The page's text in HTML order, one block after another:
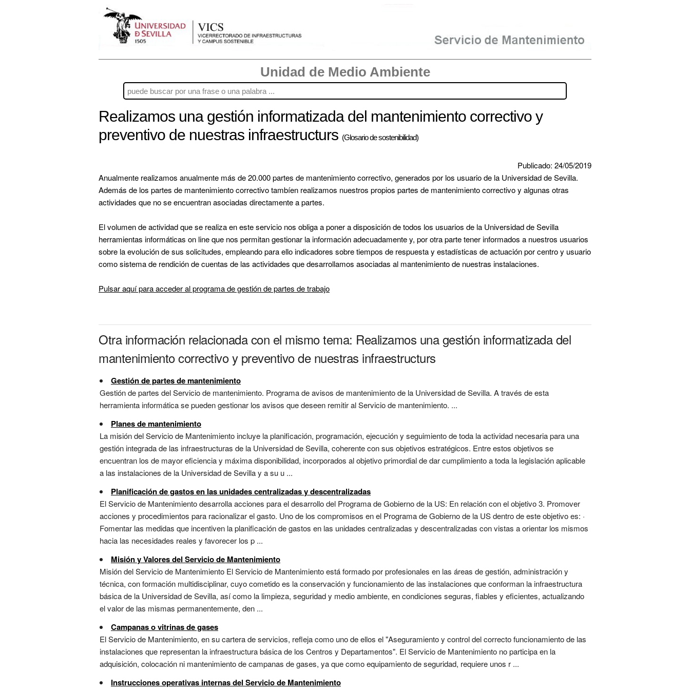
Unidad de Medio Ambiente
Realizamos una gestión informatizada del mantenimiento correctivo y
preventivo de nuestras infraestructurs (Glosario de sostenibilidad)
Publicado: 24/05/2019
Anualmente realizamos anualmente más de 20.000 partes de mantenimiento correctivo, generados por los usuario de la Universidad de Sevilla.
Además de los partes de mantenimiento correctivo tambíen realizamos nuestros propios partes de mantenimiento correctivo y algunas otras
actividades que no se encuentran asociadas directamente a partes.
El volumen de actividad que se realiza en este servicio nos obliga a poner a disposición de todos los usuarios de la Universidad de Sevilla
herramientas informáticas on line que nos permitan gestionar la información adecuadamente y, por otra parte tener informados a nuestros usuarios
sobre la evolución de sus solicitudes, empleando para ello indicadores sobre tiempos de respuesta y estadísticas de actuación por centro y usuario
como sistema de rendición de cuentas de las actividades que desarrollamos asociadas al mantenimiento de nuestras instalaciones.
Pulsar aquí para acceder al programa de gestión de partes de trabajo
Otra información relacionada con el mismo tema: Realizamos una gestión informatizada del
mantenimiento correctivo y preventivo de nuestras infraestructurs
Gestión de partes de mantenimiento
Gestión de partes del Servicio de mantenimiento. Programa de avisos de mantenimiento de la Universidad de Sevilla. A través de esta
herramienta informática se pueden gestionar los avisos que deseen remitir al Servicio de mantenimiento. ...
Planes de mantenimiento
La misión del Servicio de Mantenimiento incluye la planificación, programación, ejecución y seguimiento de toda la actividad necesaria para una
gestión integrada de las infraestructuras de la Universidad de Sevilla, coherente con sus objetivos estratégicos. Entre estos objetivos se
encuentran los de mayor eficiencia y máxima disponibilidad, incorporados al objetivo primordial de dar cumplimiento a toda la legislación aplicable
a las instalaciones de la Universidad de Sevilla y a su u ...
Planificación de gastos en las unidades centralizadas y descentralizadas
El Servicio de Mantenimiento desarrolla acciones para el desarrollo del Programa de Gobierno de la US: En relación con el objetivo 3. Promover
acciones y procedimientos para racionalizar el gasto. Uno de los compromisos en el Programa de Gobierno de la US dentro de este objetivo es: ·
Fomentar las medidas que incentiven la planificación de gastos en las unidades centralizadas y descentralizadas con vistas a orientar los mismos
hacia las necesidades reales y favorecer los p ...
Misión y Valores del Servicio de Mantenimiento
Misión del Servicio de Mantenimiento El Servicio de Mantenimiento está formado por profesionales en las áreas de gestión, administración y
técnica, con formación multidisciplinar, cuyo cometido es la conservación y funcionamiento de las instalaciones que conforman la infraestructura
básica de la Universidad de Sevilla, así como la limpieza, seguridad y medio ambiente, en condiciones seguras, fiables y eficientes, actualizando
el valor de las mismas permanentemente, den ...
Campanas o vitrinas de gases
El Servicio de Mantenimiento, en su cartera de servicios, refleja como uno de ellos el "Aseguramiento y control del correcto funcionamiento de las
instalaciones que representan la infraestructura básica de los Centros y Departamentos". El Servicio de Mantenimiento no participa en la
adquisición, colocación ni mantenimiento de campanas de gases, ya que como equipamiento de seguridad, requiere unos r ...
Instrucciones operativas internas del Servicio de Mantenimiento